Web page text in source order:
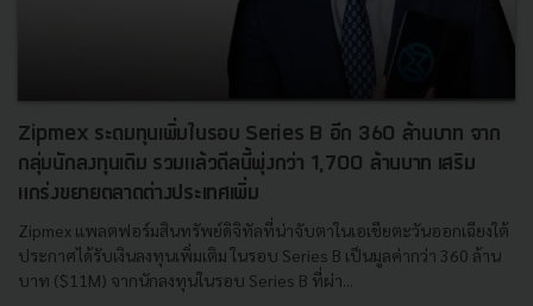
Zipmex ระดมทุนเพิ่มในรอบ Series B อีก 360 ล้านบาท จาก
กลุ่มนักลงทุนเดิม รวมแล้วดีลนี้พุ่งกว่า 1,700 ล้านบาท เสริม
แกร่งขยายตลาดต่างประเทศเพิ่ม
Zipmex แพลตฟอร์มสินทรัพย์ดิจิทัลที่น่าจับตาในเอเชียตะวันออกเฉียงใต้
ประกาศได้รับเงินลงทุนเพิ่มเติม ในรอบ Series B เป็นมูลค่ากว่า 360 ล้าน
บาท ($11M) จากนักลงทุนในรอบ Series B ที่ผ่า...